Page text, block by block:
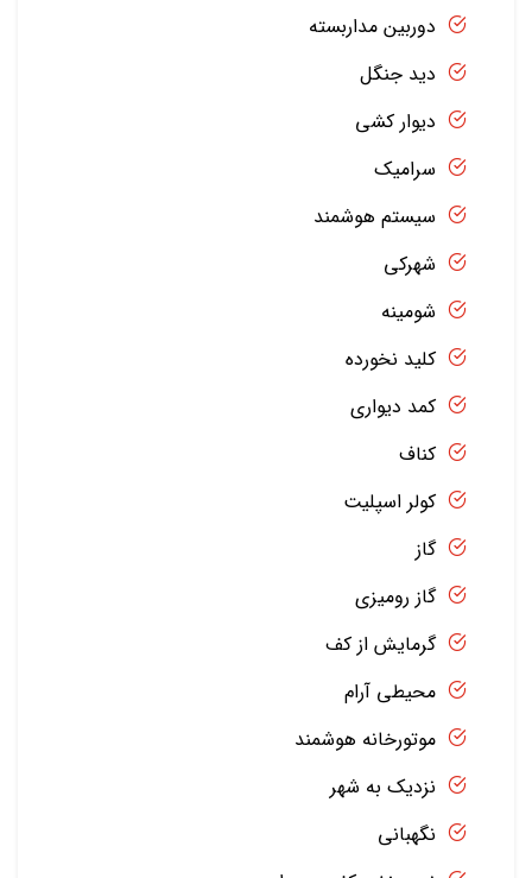
دوربین مداربسته
دید جنگل
دیوار کشی
سرامیک
سیستم هوشمند
شهرکی
شومینه
کلید نخورده
کمد دیواری
کناف
کولر اسپلیت
گاز
گاز رومیزی
گرمایش از کف
محیطی آرام
موتورخانه هوشمند
نزدیک به شهر
نگهبانی